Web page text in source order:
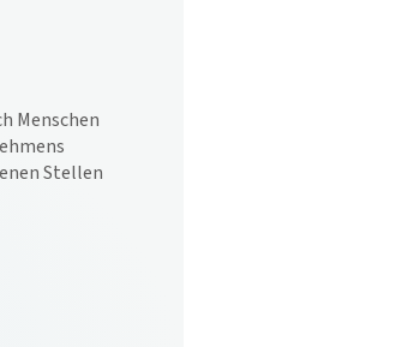
Menschen
Stellen